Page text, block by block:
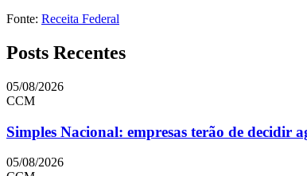
Fonte: Receita Federal
Posts Recentes
05/08/2026
CCM
Simples Nacional: empresas terão de decidir
05/08/2026